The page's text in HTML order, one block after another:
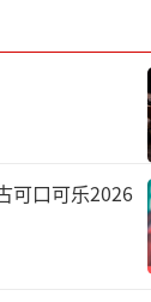
由生态出发
年即时零
长为千问搭
界货架的桥
大战中，
，将淘宝
买家超3亿
可口可乐2026